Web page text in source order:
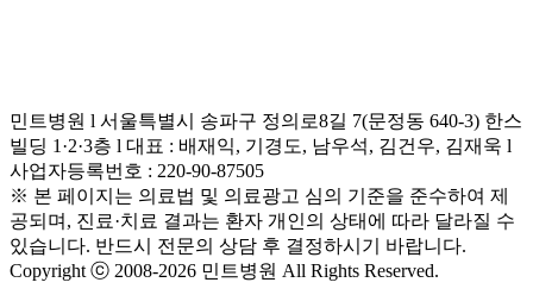
민트병원 l 서울특별시 송파구 정의로8길 7(문정동 640-3) 한스
빌딩 1·2·3층 l 대표 : 배재익, 기경도, 남우석, 김건우, 김재욱 l
사업자등록번호 : 220-90-87505
※ 본 페이지는 의료법 및 의료광고 심의 기준을 준수하여 제
공되며, 진료·치료 결과는 환자 개인의 상태에 따라 달라질 수
있습니다. 반드시 전문의 상담 후 결정하시기 바랍니다.
Copyright ⓒ 2008-2026 민트병원 All Rights Reserved.